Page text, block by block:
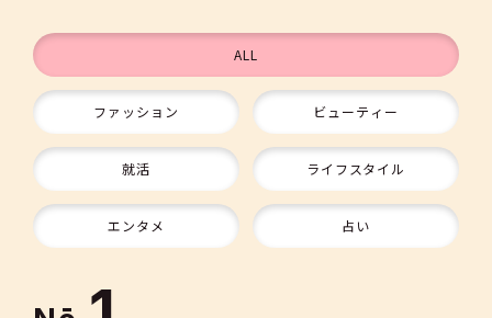
ALL
ファッション ビューティー
就活 ライフスタイル
エンタメ 占い
9
10